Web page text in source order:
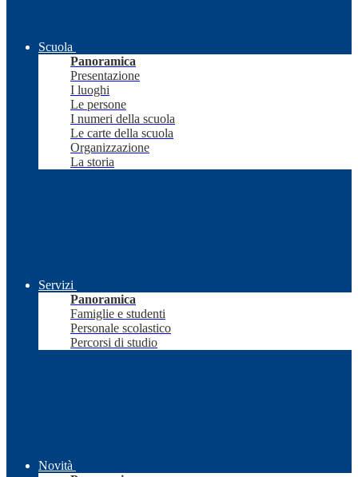
Scuola
Panoramica
Presentazione
I luoghi
Le persone
I numeri della scuola
Le carte della scuola
Organizzazione
La storia
Servizi
Panoramica
Famiglie e studenti
Personale scolastico
Percorsi di studio
Novità